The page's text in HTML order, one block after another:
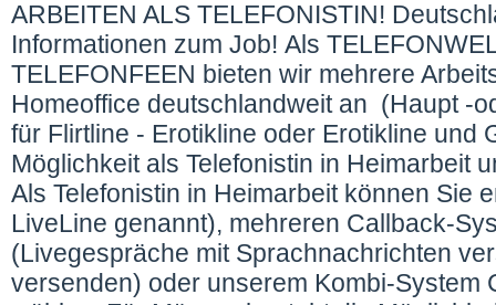
ARBEITEN ALS TELEFONISTIN!
Informationen zum Job! Als
TELEFONFEEN bieten wir mehrere
Homeoffice deutschlandweit an (Haupt -
für Flirtline - Erotikline oder Erotikline und
Möglichkeit als Telefonistin in Heimarbeit
Als Telefonistin in Heimarbeit können Sie
LiveLine genannt), mehreren Callback-
(Livegespräche mit Sprachnachrichten
versenden) oder unserem Kombi-System